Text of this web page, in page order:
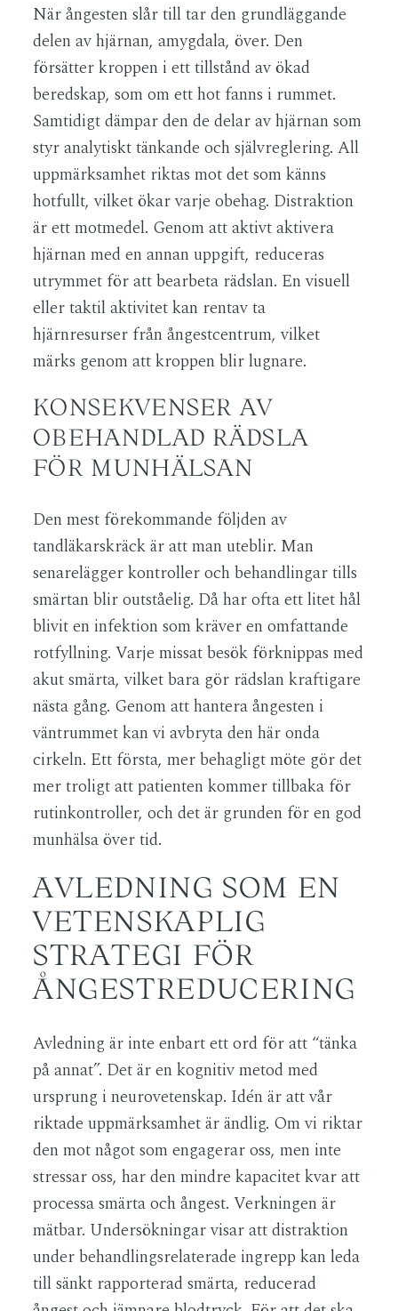
När ångesten slår till tar den grundläggande
delen av hjärnan, amygdala, över. Den
försätter kroppen i ett tillstånd av ökad
beredskap, som om ett hot fanns i rummet.
Samtidigt dämpar den de delar av hjärnan som
styr analytiskt tänkande och självreglering. All
uppmärksamhet riktas mot det som känns
hotfullt, vilket ökar varje obehag. Distraktion
är ett motmedel. Genom att aktivt aktivera
hjärnan med en annan uppgift, reduceras
utrymmet för att bearbeta rädslan. En visuell
eller taktil aktivitet kan rentav ta
hjärnresurser från ångestcentrum, vilket
märks genom att kroppen blir lugnare.
KONSEKVENSER AV
OBEHANDLAD RÄDSLA
FÖR MUNHÄLSAN
Den mest förekommande följden av
tandläkarskräck är att man uteblir. Man
senarelägger kontroller och behandlingar tills
smärtan blir outståelig. Då har ofta ett litet hål
blivit en infektion som kräver en omfattande
rotfyllning. Varje missat besök förknippas med
akut smärta, vilket bara gör rädslan kraftigare
nästa gång. Genom att hantera ångesten i
väntrummet kan vi avbryta den här onda
cirkeln. Ett första, mer behagligt möte gör det
mer troligt att patienten kommer tillbaka för
rutinkontroller, och det är grunden för en god
munhälsa över tid.
AVLEDNING SOM EN
VETENSKAPLIG
STRATEGI FÖR
ÅNGESTREDUCERING
Avledning är inte enbart ett ord för att “tänka
på annat”. Det är en kognitiv metod med
ursprung i neurovetenskap. Idén är att vår
riktade uppmärksamhet är ändlig. Om vi riktar
den mot något som engagerar oss, men inte
stressar oss, har den mindre kapacitet kvar att
processa smärta och ångest. Verkningen är
mätbar. Undersökningar visar att distraktion
under behandlingsrelaterade ingrepp kan leda
till sänkt rapporterad smärta, reducerad